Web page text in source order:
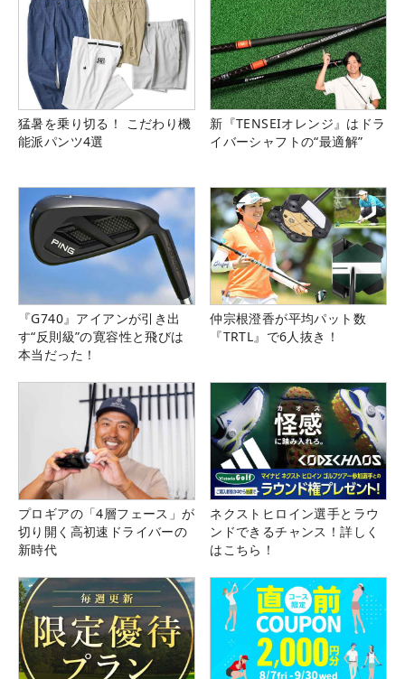
猛暑を乗り切る！ こだわり機
能派パンツ4選
新『TENSEIオレンジ』はドラ
イバーシャフトの“最適解”
『G740』アイアンが引き出
す“反則級”の寛容性と飛びは
本当だった！
仲宗根澄香が平均パット数
『TRTL』で6人抜き！
プロギアの「4層フェース」が
切り開く高初速ドライバーの
新時代
ネクストヒロイン選手とラウ
ンドできるチャンス！詳しく
はこちら！